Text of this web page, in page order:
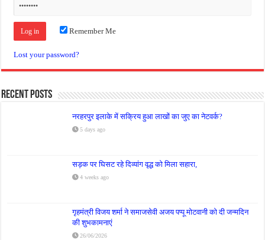
Remember Me
Lost your password?
Recent Posts
नरहरपुर इलाके में सक्रिय हुआ लाखों का जुए का नेटवर्क?
5 days ago
सड़क पर घिसट रहे दिव्यांग वृद्ध को मिला सहारा,
4 weeks ago
गृहमंत्री विजय शर्मा ने समाजसेवी अजय पप्पू मोटवानी को दी जन्मदिन
की शुभकामनाएं
26/06/2026